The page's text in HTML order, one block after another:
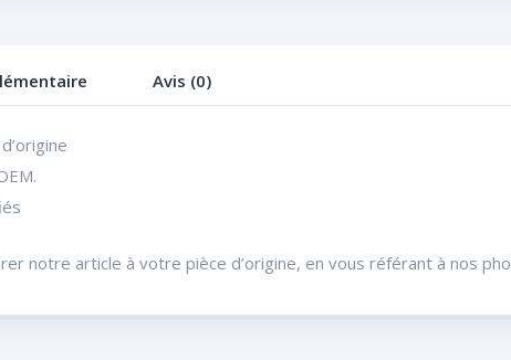
Avis (0)
notre article à votre pièce d’origine, en vous référant à nos